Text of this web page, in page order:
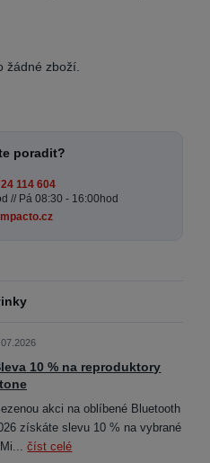
žádné zboží.
poradit?
114 604
// Pá 08:30 - 16:00hod
10 % na reproduktory
akci na oblíbené Bluetooth
získáte slevu 10 % na vybrané
Mi...číst celé